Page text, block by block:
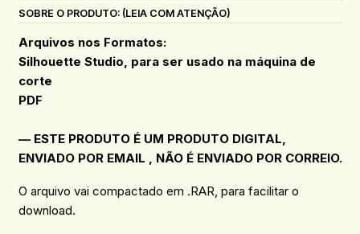
SOBRE O PRODUTO: (LEIA COM ATENÇÃO)
Arquivos nos Formatos:
Silhouette Studio, para ser usado na máquina de
corte
PDF
— ESTE PRODUTO É UM PRODUTO DIGITAL,
ENVIADO POR EMAIL , NÃO É ENVIADO POR CORREIO.
O arquivo vai compactado em .RAR, para facilitar o
download.